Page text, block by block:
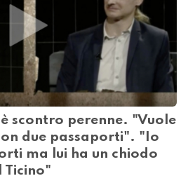
scontro perenne. "Vuole
due passaporti". "Io
ma lui ha un chiodo
Ticino"